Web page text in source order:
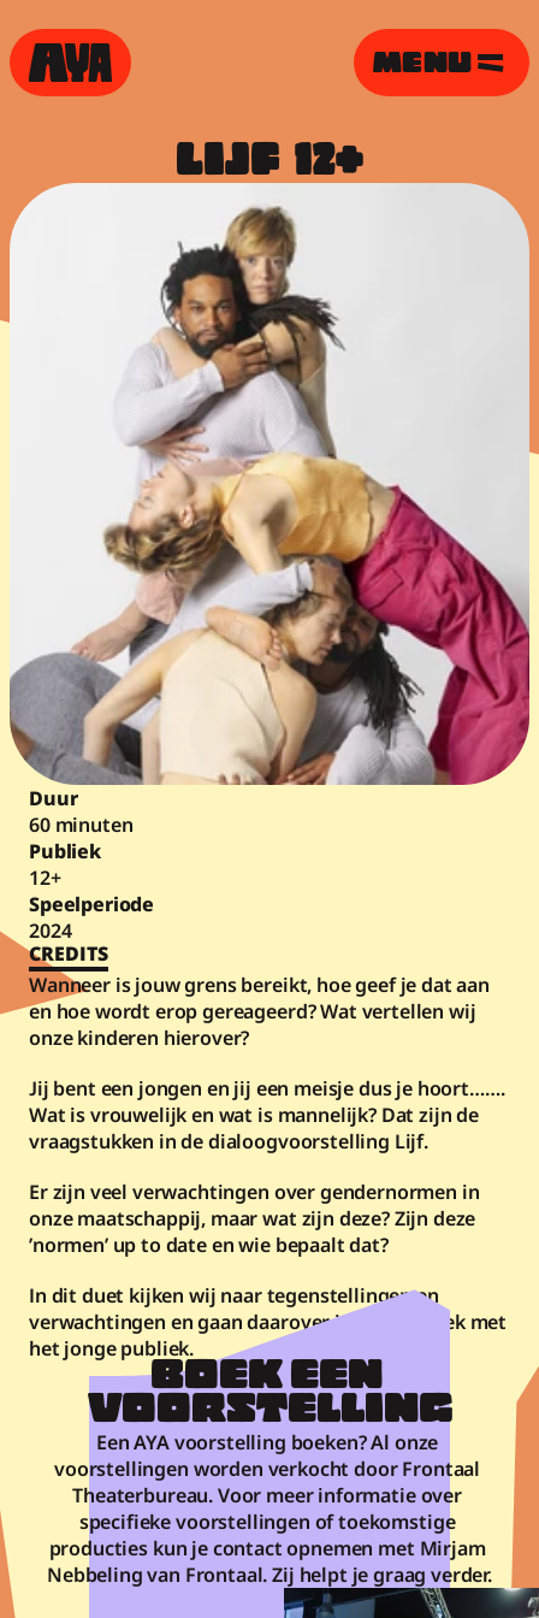
LIJF  12+
Duur
60 minuten
Publiek
12+
Speelperiode
2024
CREDITS
Wanneer is jouw grens bereikt, hoe geef je dat aan
en hoe wordt erop gereageerd? Wat vertellen wij
onze kinderen hierover?
Jij bent een jongen en jij een meisje dus je hoort…….
Wat is vrouwelijk en wat is mannelijk? Dat zijn de
vraagstukken in de dialoogvoorstelling Lijf.
Er zijn veel verwachtingen over gendernormen in
onze maatschappij, maar wat zijn deze? Zijn deze
’normen’ up to date en wie bepaalt dat?
In dit duet kijken wij naar tegenstellingen en
verwachtingen en gaan daarover in het gesprek met
het jonge publiek.
BOEK EEN
VOORSTELLING
Een AYA voorstelling boeken? Al onze
voorstellingen worden verkocht door Frontaal
Theaterbureau. Voor meer informatie over
specifieke voorstellingen of toekomstige
producties kun je contact opnemen met Mirjam
Nebbeling van Frontaal. Zij helpt je graag verder.
MENU